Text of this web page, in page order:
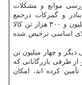
موانع و مشکلات
و گمرکات درجمع
مدیران اقتصادی اضافه کرد: از مجموع ۸ میلیون و ۳۰۰ هزار تن کالا
۸۰۰ هزار تن کالای اساسی ترخیص شده
و چهار میلیون تن
طرفی بازرگانانی که
کرده اند، امکان